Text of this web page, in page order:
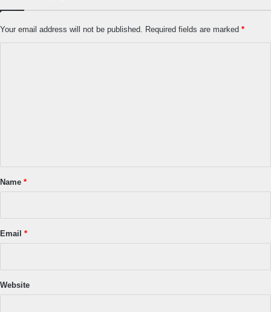
Your email address will not be published. Required fields are marked *
*
Name *
Email *
Website